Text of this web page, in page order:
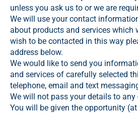
unless you ask us to or we are
We will use your contact
about products and services which
wish to be contacted in this way
address below.
We would like to send you
and services of carefully selected
telephone, email and text
We will not pass your details to
You will be given the opportunity